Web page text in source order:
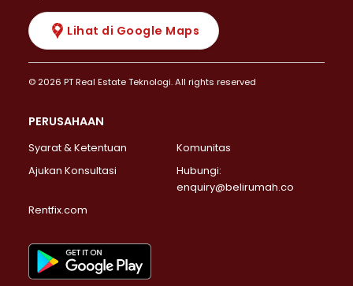
Lihat di Google Maps
© 2026 PT Real Estate Teknologi. All rights reserved
PERUSAHAAN
Syarat & Ketentuan
Komunitas
Ajukan Konsultasi
Hubungi:
enquiry@belirumah.co
Rentfix.com